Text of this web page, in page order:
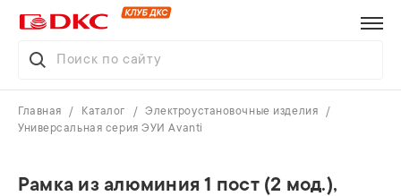
Главная Каталог
Электроустановочные изделия
Универсальная серия ЭУИ Avanti
Рамка из алюминия 1 пост (2 мод.),